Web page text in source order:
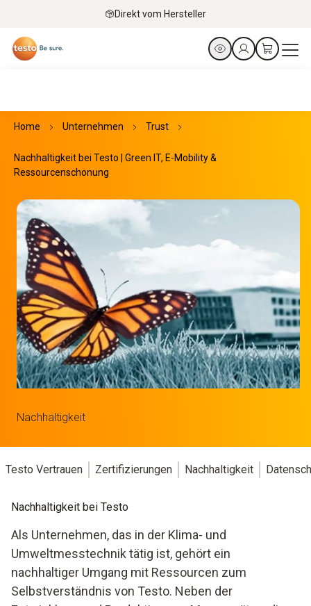
Direkt vom Hersteller
Home Unternehmen Trust
Nachhaltigkeit bei Testo | Green IT, E-Mobility &
Ressourcenschonung
Nachhaltigkeit
Testo Vertrauen Zertifizierungen Nachhaltigkeit
Nachhaltigkeit bei Testo
Als Unternehmen, das in der Klima- und
Umweltmesstechnik tätig ist, gehört ein
nachhaltiger Umgang mit Ressourcen zum
Selbstverständnis von Testo. Neben der